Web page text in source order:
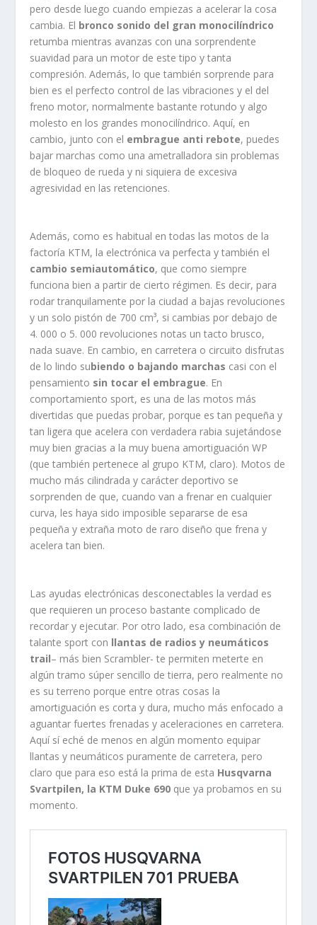
pero desde luego cuando empiezas a acelerar la cosa
cambia. El bronco sonido del gran monocilíndrico
retumba mientras avanzas con una sorprendente
suavidad para un motor de este tipo y tanta
compresión. Además, lo que también sorprende para
bien es el perfecto control de las vibraciones y el del
freno motor, normalmente bastante rotundo y algo
molesto en los grandes monocilíndrico. Aquí, en
cambio, junto con el embrague anti rebote, puedes
bajar marchas como una ametralladora sin problemas
de bloqueo de rueda y ni siquiera de excesiva
agresividad en las retenciones.
Además, como es habitual en todas las motos de la
factoría KTM, la electrónica va perfecta y también el
cambio semiautomático, que como siempre
funciona bien a partir de cierto régimen. Es decir, para
rodar tranquilamente por la ciudad a bajas revoluciones
y un solo pistón de 700 cm³, si cambias por debajo de
4. 000 o 5. 000 revoluciones notas un tacto brusco,
nada suave. En cambio, en carretera o circuito disfrutas
de lo lindo subiendo o bajando marchas casi con el
pensamiento sin tocar el embrague. En
comportamiento sport, es una de las motos más
divertidas que puedas probar, porque es tan pequeña y
tan ligera que acelera con verdadera rabia sujetándose
muy bien gracias a la muy buena amortiguación WP
(que también pertenece al grupo KTM, claro). Motos de
mucho más cilindrada y carácter deportivo se
sorprenden de que, cuando van a frenar en cualquier
curva, les haya sido imposible separarse de esa
pequeña y extraña moto de raro diseño que frena y
acelera tan bien.
Las ayudas electrónicas desconectables la verdad es
que requieren un proceso bastante complicado de
recordar y ejecutar. Por otro lado, esa combinación de
talante sport con llantas de radios y neumáticos
trail– más bien Scrambler- te permiten meterte en
algún tramo súper sencillo de tierra, pero realmente no
es su terreno porque entre otras cosas la
amortiguación es corta y dura, mucho más enfocado a
aguantar fuertes frenadas y aceleraciones en carretera.
Aquí sí eché de menos en algún momento equipar
llantas y neumáticos puramente de carretera, pero
claro que para eso está la prima de esta Husqvarna
Svartpilen, la KTM Duke 690 que ya probamos en su
momento.